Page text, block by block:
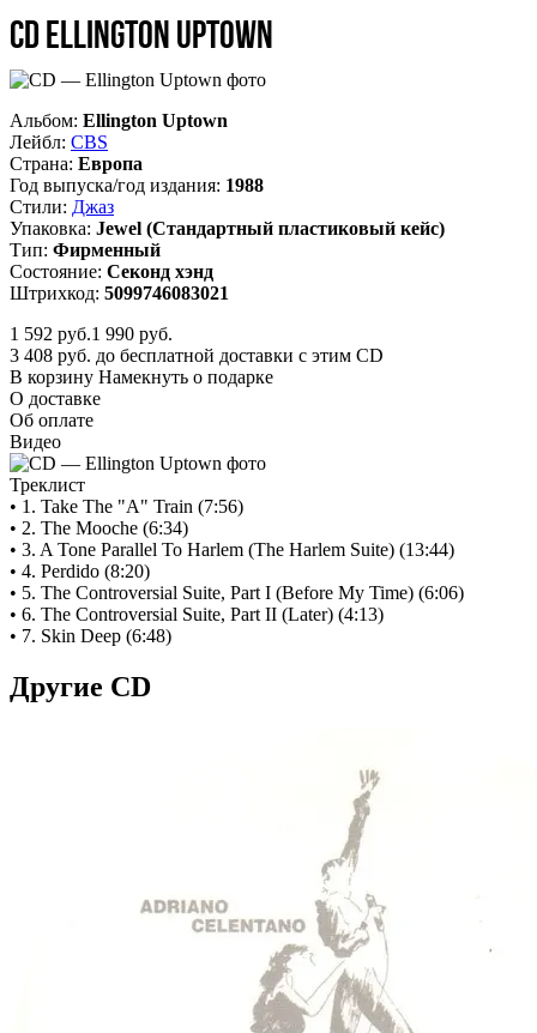
CD Ellington Uptown
Альбом: Ellington Uptown
Лейбл: CBS
Страна: Европа
Год выпуска/год издания: 1988
Стили: Джаз
Упаковка: Jewel (Стандартный пластиковый кейс)
Тип: Фирменный
Состояние: Секонд хэнд
Штрихкод: 5099746083021
1 592 руб.1 990 руб.
3 408 руб. до бесплатной доставки с этим CD
В корзину Намекнуть о подарке
О доставке
Об оплате
Видео
Треклист
• 1. Take The "A" Train (7:56)
• 2. The Mooche (6:34)
• 3. A Tone Parallel To Harlem (The Harlem Suite) (13:44)
• 4. Perdido (8:20)
• 5. The Controversial Suite, Part I (Before My Time) (6:06)
• 6. The Controversial Suite, Part II (Later) (4:13)
• 7. Skin Deep (6:48)
Другие CD